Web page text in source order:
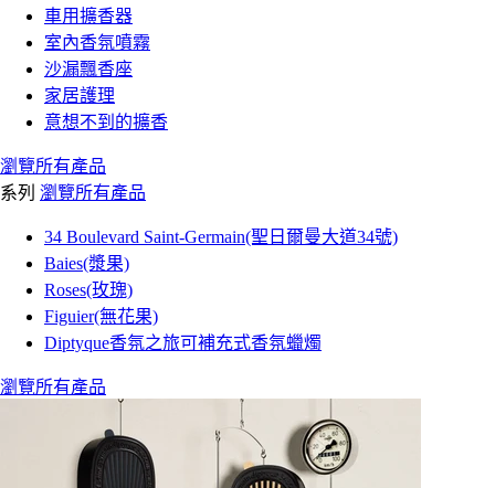
車用擴香器
室內香氛噴霧
沙漏飄香座
家居護理
意想不到的擴香
瀏覽所有產品
系列 瀏覽所有產品
34 Boulevard Saint-Germain(聖日爾曼大道34號)
Baies(漿果)
Roses(玫瑰)
Figuier(無花果)
Diptyque香氛之旅可補充式香氛蠟燭
瀏覽所有產品